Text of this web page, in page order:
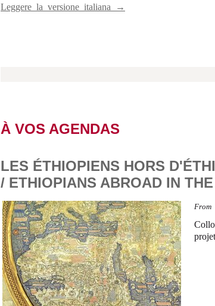
Leggere la versione italiana →
À VOS AGENDAS
LES ÉTHIOPIENS HORS
/ ETHIOPIANS ABROAD IN
From